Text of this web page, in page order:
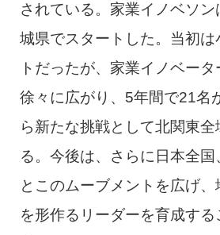
されている。家業イノベソ
城県でスタートした。当初は
トだったが、家業イノベー
徐々に広がり、5年間で21名
ら新たな挑戦として北関東
る。今後は、さらに日本全
とこのムーブメントを広げ
を形作るリーダーを育成する